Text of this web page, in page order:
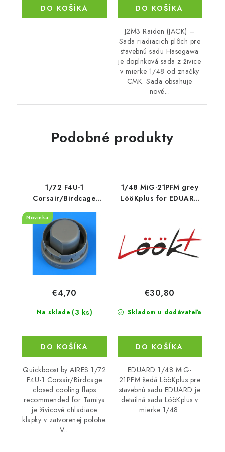
DO KOŠÍKA DO KOŠÍKA
J2M3 Raiden (JACK) –
Sada riadiacich plôch pre
stavebnú sadu Hasegawa
je doplnková sada z živice
v mierke 1/48 od značky
CMK. Sada obsahuje
nové...
Podobné produkty
1/72 F4U-1
Corsair/Birdcage
recommended for
Novinka
Na sklade (3 ks)
€4,70
DO KOŠÍKA
Quickboost by AIRES 1/72
F4U-1 Corsair/Birdcage
closed cooling flaps
recommended for Tamiya
je živicové chladiace
klapky v zatvorenej polohe.
V...
1/48 MiG-21PFM grey
LööKplus for EDUARD
Skladom u dodávateľa
€30,80
DO KOŠÍKA
EDUARD 1/48 MiG-
21PFM šedá LööKplus pre
stavebnú sadu EDUARD je
detailná sada LööKplus v
mierke 1/48.